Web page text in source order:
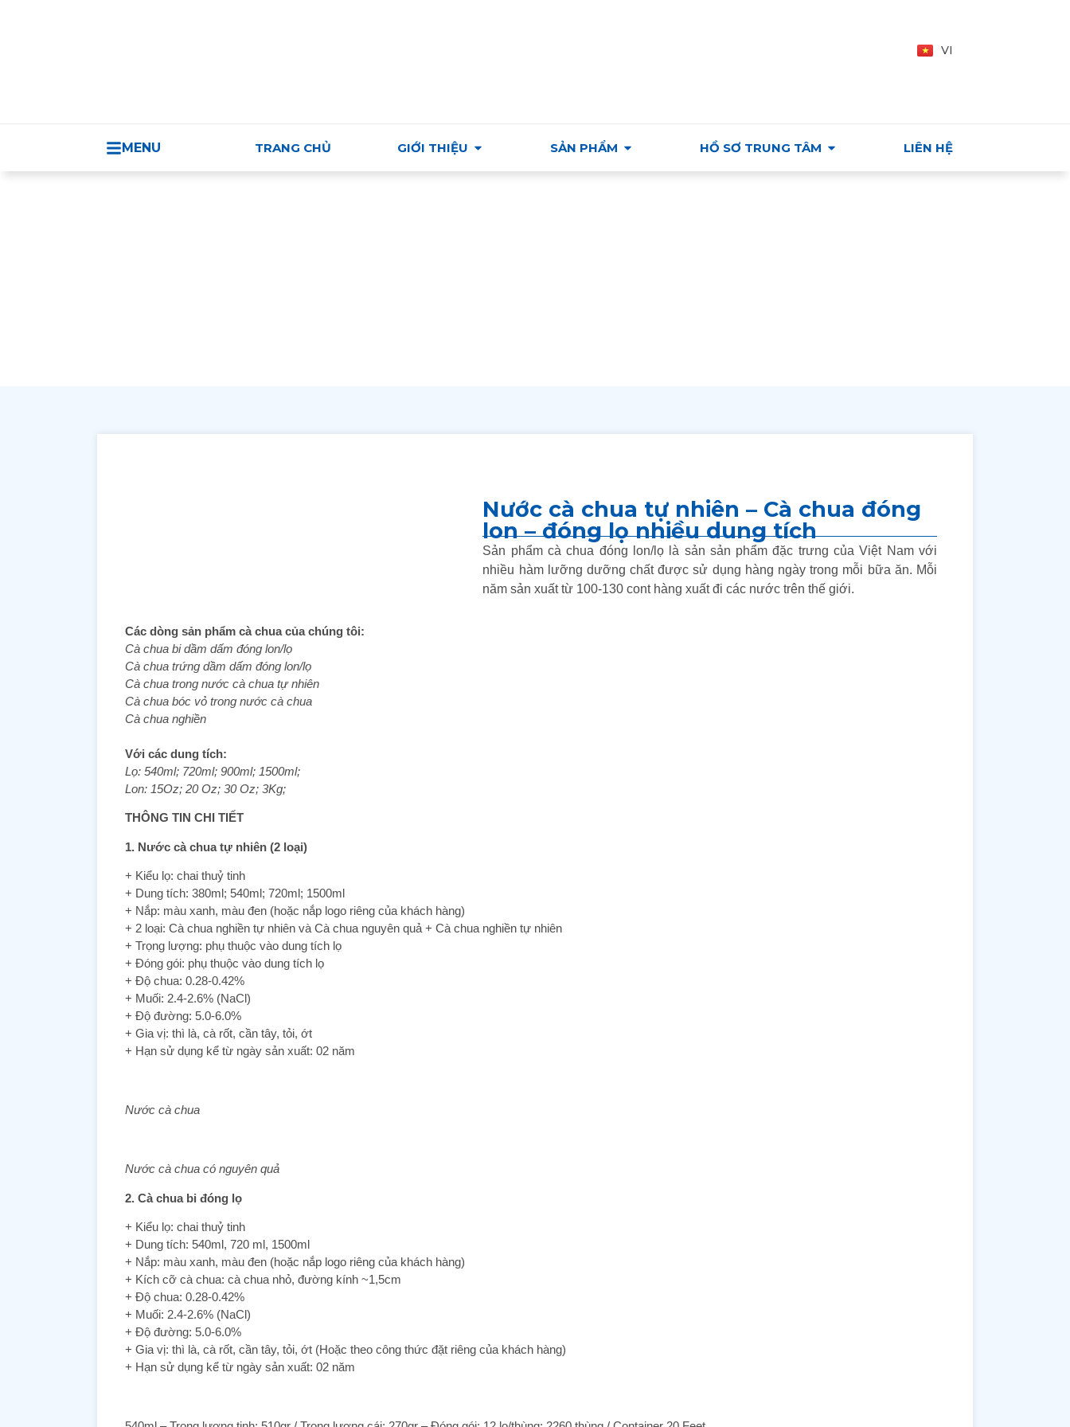
VI
HU
MENU TRANG CHỦ GIỚI THIỆU SẢN PHẨM HỒ SƠ TRUNG TÂM LIÊN HỆ
Nước cà chua tự nhiên – Cà chua đóng
lon – đóng lọ nhiều dung tích
Sản phẩm cà chua đóng lon/lọ là sản sản phẩm đặc trưng của Việt Nam với
nhiều hàm lưỡng dưỡng chất được sử dụng hàng ngày trong mỗi bữa ăn. Mỗi
năm sản xuất từ 100-130 cont hàng xuất đi các nước trên thế giới.
Các dòng sản phẩm cà chua của chúng tôi:
Cà chua bi dầm dấm đóng lon/lọ
Cà chua trứng dầm dấm đóng lon/lọ
Cà chua trong nước cà chua tự nhiên
Cà chua bóc vỏ trong nước cà chua
Cà chua nghiền
Với các dung tích:
Lọ: 540ml; 720ml; 900ml; 1500ml;
Lon: 15Oz; 20 Oz; 30 Oz; 3Kg;
THÔNG TIN CHI TIẾT
1. Nước cà chua tự nhiên (2 loại)
+ Kiểu lọ: chai thuỷ tinh
+ Dung tích: 380ml; 540ml; 720ml; 1500ml
+ Nắp: màu xanh, màu đen (hoặc nắp logo riêng của khách hàng)
+ 2 loại: Cà chua nghiền tự nhiên và Cà chua nguyên quả + Cà chua nghiền tự nhiên
+ Trọng lượng: phụ thuộc vào dung tích lọ
+ Đóng gói: phụ thuộc vào dung tích lọ
+ Độ chua: 0.28-0.42%
+ Muối: 2.4-2.6% (NaCl)
+ Độ đường: 5.0-6.0%
+ Gia vị: thì là, cà rốt, cần tây, tỏi, ớt
+ Hạn sử dụng kể từ ngày sản xuất: 02 năm
Nước cà chua
Nước cà chua có nguyên quả
2. Cà chua bi đóng lọ
+ Kiểu lọ: chai thuỷ tinh
+ Dung tích: 540ml, 720 ml, 1500ml
+ Nắp: màu xanh, màu đen (hoặc nắp logo riêng của khách hàng)
+ Kích cỡ cà chua: cà chua nhỏ, đường kính ~1,5cm
+ Độ chua: 0.28-0.42%
+ Muối: 2.4-2.6% (NaCl)
+ Độ đường: 5.0-6.0%
+ Gia vị: thì là, cà rốt, cần tây, tỏi, ớt (Hoặc theo công thức đặt riêng của khách hàng)
+ Hạn sử dụng kể từ ngày sản xuất: 02 năm